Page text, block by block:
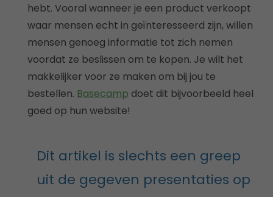
hebt. Vooral wanneer je een product verkoopt
waar mensen echt in geïnteresseerd zijn, willen
mensen genoeg informatie tot zich nemen
voordat ze beslissen om te kopen. Je wilt het
makkelijker voor ze maken om bij jou te
bestellen. Basecamp doet dit bijvoorbeeld heel
goed op hun website!
Dit artikel is slechts een greep
uit de gegeven presentaties op